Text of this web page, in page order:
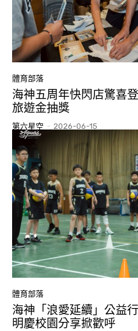
體育部落
海神五周年快閃店驚喜
旅遊金抽獎
第六星空 - 2026-06-15
體育部落
海神「浪愛延續」公益
明慶校園分享掀歡呼